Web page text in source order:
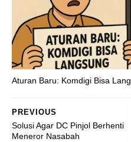
Aturan Baru: Komdigi Bisa
PREVIOUS
Solusi Agar DC Pinjol Berhenti
Meneror Nasabah